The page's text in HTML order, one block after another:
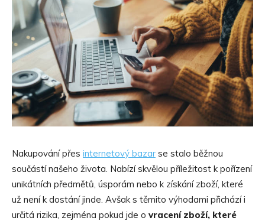
Nakupování přes internetový bazar se stalo běžnou
součástí našeho života. Nabízí skvělou příležitost k pořízení
unikátních předmětů, úsporám nebo k získání zboží, které
už není k dostání jinde. Avšak s těmito výhodami přichází i
určitá rizika, zejména pokud jde o vracení zboží, které